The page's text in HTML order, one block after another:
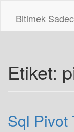
Bitimek
Etiket:
Sql Pivot